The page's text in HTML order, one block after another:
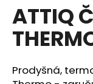
produktu
je
0,0
hvězdiček.
ATTIQ
Prodyšná,
o
p
u
č